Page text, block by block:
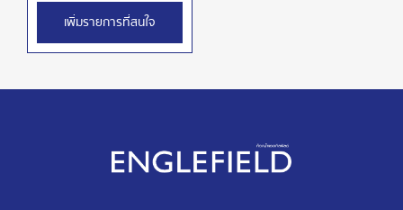
เพิ่มรายการที่สนใจ